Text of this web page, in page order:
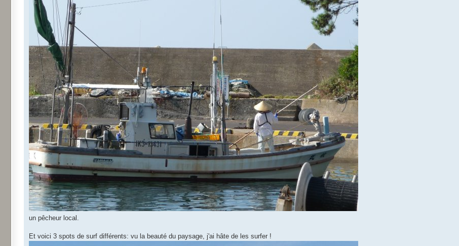
un pêcheur local.
Et voici 3 spots de surf différents: vu la beauté du paysage, j'ai hâte de les surfer !